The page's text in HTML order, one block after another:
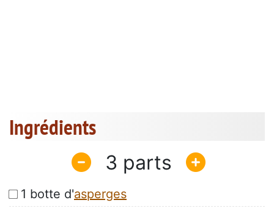
Ingrédients
3
1 botte d'asperges